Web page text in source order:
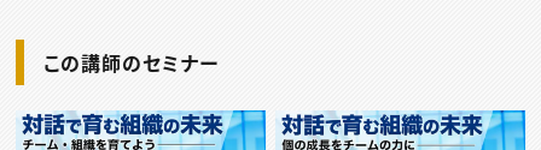
この講師のセミナー